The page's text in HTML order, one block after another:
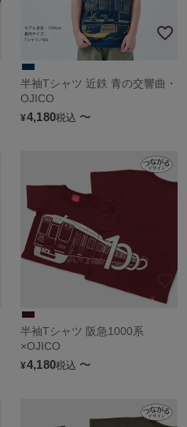
半袖Tシャツ 近鉄 青の交響曲・
OJICO
¥4,180税込 〜
半袖Tシャツ 阪急1000系
×OJICO
¥4,180税込 〜